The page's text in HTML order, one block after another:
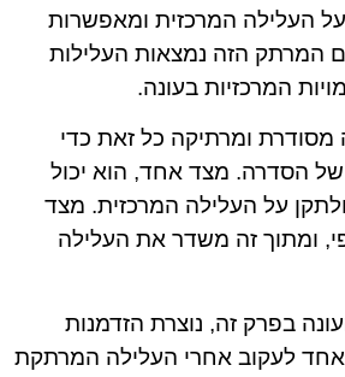
העלילה המרכזית ומאפשרות
המרתק הזה נמצאות העלילות
המרכזיות בעונה.
מסודרת ומרתיקה כל זאת כדי
הסדרה. מצד אחד, הוא יכול
על העלילה המרכזית. מצד
ומתוך זה משדר את העלילה
בפרק זה, נוצרת הזדמנות
אחד לעקוב אחרי העלילה המרתקת